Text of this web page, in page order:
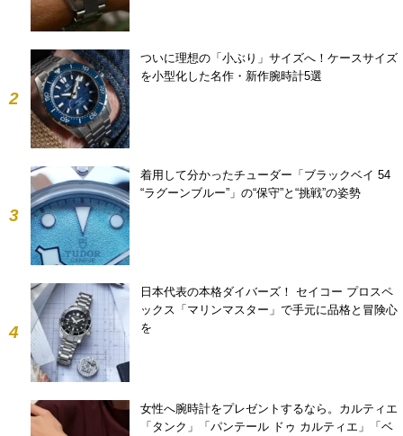
2
ついに理想の「小ぶり」サイズへ！ケースサイズ
を小型化した名作・新作腕時計5選
3
着用して分かったチューダー「ブラックベイ 54
“ラグーンブルー”」の“保守”と“挑戦”の姿勢
4
日本代表の本格ダイバーズ！ セイコー プロスペ
ックス「マリンマスター」で手元に品格と冒険心
を
女性へ腕時計をプレゼントするなら。カルティエ
「タンク」「パンテール ドゥ カルティエ」「ベ